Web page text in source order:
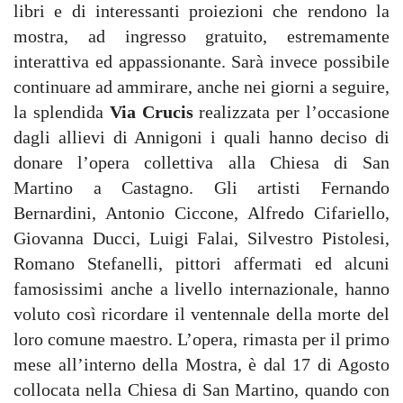
libri e di interessanti proiezioni che rendono la
mostra, ad ingresso gratuito, estremamente
interattiva ed appassionante. Sarà invece possibile
continuare ad ammirare, anche nei giorni a seguire,
la splendida Via Crucisrealizzata per l’occasione
dagli allievi di Annigoni i quali hanno deciso di
donare l’opera collettiva alla Chiesa di San
Martino a Castagno. Gli artisti Fernando
Bernardini, Antonio Ciccone, Alfredo Cifariello,
Giovanna Ducci, Luigi Falai, Silvestro Pistolesi,
Romano Stefanelli, pittori affermati ed alcuni
famosissimi anche a livello internazionale, hanno
voluto così ricordare il ventennale della morte del
loro comune maestro. L’opera, rimasta per il primo
mese all’interno della Mostra, è dal 17 di Agosto
collocata nella Chiesa di San Martino, quando con